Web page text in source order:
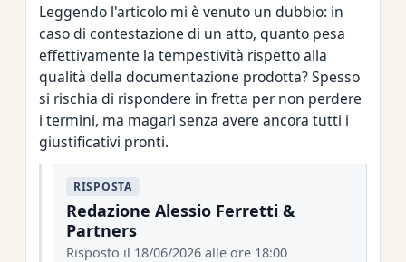
Leggendo l'articolo mi è venuto un dubbio: in
caso di contestazione di un atto, quanto pesa
effettivamente la tempestività rispetto alla
qualità della documentazione prodotta? Spesso
si rischia di rispondere in fretta per non perdere
i termini, ma magari senza avere ancora tutti i
giustificativi pronti.
RISPOSTA
Redazione Alessio Ferretti &
Partners
Risposto il 18/06/2026 alle ore 18:00